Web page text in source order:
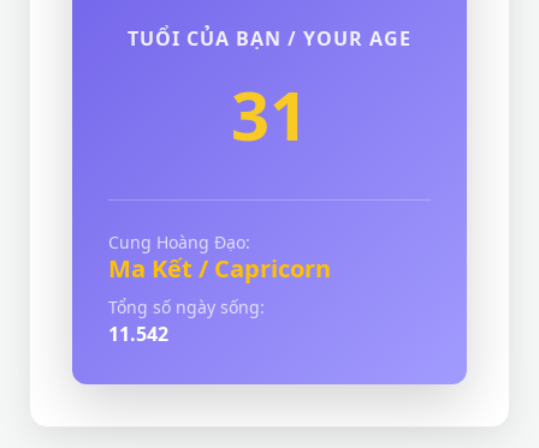
TUỔI CỦA BẠN / YOUR AGE
31
Cung Hoàng Đạo:
Ma Kết / Capricorn
Tổng số ngày sống:
11.542